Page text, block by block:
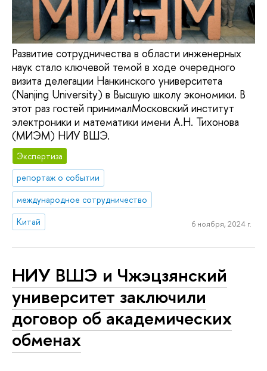
Развитие сотрудничества в области инженерных
наук стало ключевой темой в ходе очередного
визита делегации Нанкинского университета
(Nanjing University) в Высшую школу экономики. В
этот раз гостей принималМосковский институт
электроники и математики имени А.Н. Тихонова
(МИЭМ) НИУ ВШЭ.
Экспертиза
репортаж о событии
международное сотрудничество
Китай
6 ноября, 2024 г.
НИУ ВШЭ и Чжэцзянский
университет заключили
договор об академических
обменах